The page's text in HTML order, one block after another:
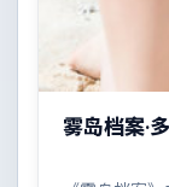
雾岛档案·